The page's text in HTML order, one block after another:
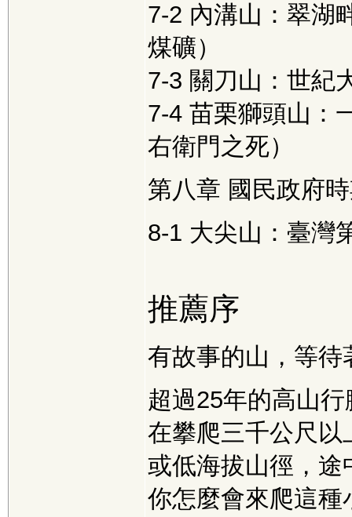
7-2 內溝山：翠湖
煤礦）
7-3 關刀山：世紀
7-4 苗栗獅頭山：
右衛門之死）
第八章 國民政府
8-1 大尖山：臺灣
推薦序
有故事的山，
超過25年的高山
在攀爬三千公尺
或低海拔山徑，
你怎麼會來爬這種